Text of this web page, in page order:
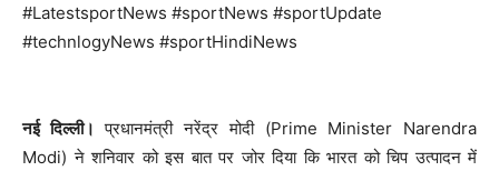
#LatestsportNews #sportNews #sportUpdate
#technlogyNews #sportHindiNews
नई दिल्ली। प्रधानमंत्री नरेंद्र मोदी (Prime Minister Narendra
Modi) ने शनिवार को इस बात पर जोर दिया कि भारत को चिप उत्पादन में